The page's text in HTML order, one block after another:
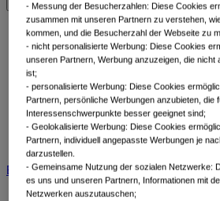
Beiträge nach
Kategorien
Front of mind
Portfolio perspectives
Forward thinking
View All Beiträge nach Kategorien
BNP Paribas AMBNP Paribas Gruppe
- Messung der Besucherzahlen: Diese Cookies
zusammen mit unseren Partnern zu verstehen,
kommen, und die Besucherzahl der Webseite zu
- nicht personalisierte Werbung: Diese Cookies
unseren Partnern, Werbung anzuzeigen, die nicht
ist;
- personalisierte Werbung: Diese Cookies
Partnern, persönliche Werbungen anzubieten, die
Interessenschwerpunkte besser geeignet sind;
- Geolokalisierte Werbung: Diese Cookies
Partnern, individuell angepasste Werbungen je
darzustellen.
- Gemeinsame Nutzung der sozialen Netzwerke:
es uns und unseren Partnern, Informationen mit
Netzwerken auszutauschen;